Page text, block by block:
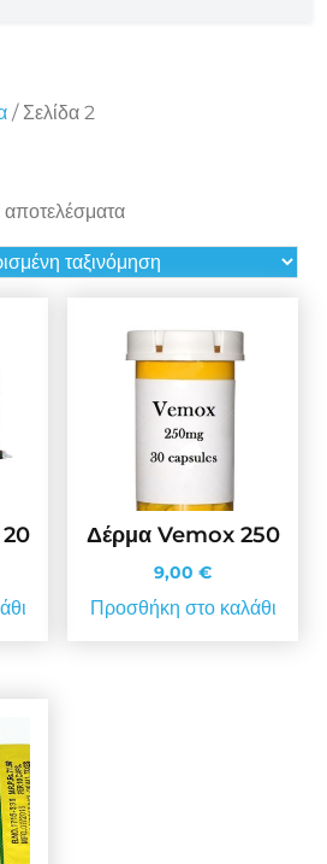
/ Σελίδα 2
αποτελέσματα
Δέρμα Vemox 250
9,00 €
Προσθήκη στο καλάθι